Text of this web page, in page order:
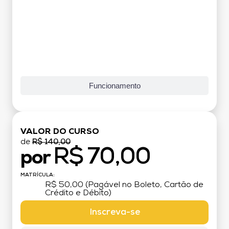
Funcionamento
VALOR DO CURSO
de R$ 140,00
por R$ 70,00
MATRÍCULA:
R$ 50,00 (Pagável no Boleto, Cartão de
Crédito e Débito)
Inscreva-se